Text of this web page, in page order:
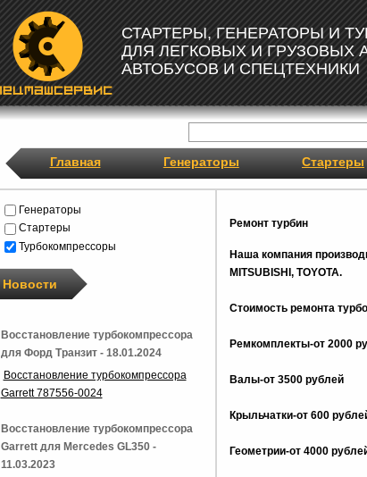
СТАРТЕРЫ, ГЕНЕРАТОРЫ И
ДЛЯ ЛЕГКОВЫХ И ГРУЗОВЫХ
АВТОБУСОВ И СПЕЦТЕХНИКИ
Главная Генераторы Стартеры
Ремонт турбин
Наша компания
MITSUBISHI, TOYOTA.
Стоимость ремонта
Ремкомплекты-от 2000
Валы-от 3500 рублей
Крыльчатки-от 600
Геометрии-от 4000
Генераторы
Стартеры
Турбокомпрессоры
Новости
Восстановление турбокомпрессора
для Форд Транзит - 18.01.2024
Восстановление турбокомпрессора
Garrett 787556-0024
Восстановление турбокомпрессора
Garrett для Mercedes GL350 -
11.03.2023